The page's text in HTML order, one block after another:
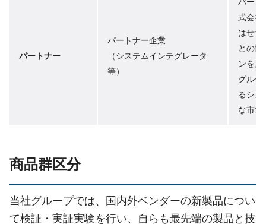
パートナー
パートナー企業
（システムインテグレータ
等）
式会社
はせず
との
ンを
グルー
るシス
な市場
商品群区分
当社グループでは、国内外ベンダーの新製品につい
て検証・実証実験を行い、自らも最先端の製品と技